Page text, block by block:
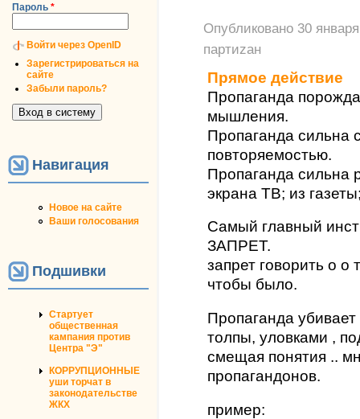
Пароль *
Войти через OpenID
Зарегистрироваться на
сайте
Забыли пароль?
Навигация
Новое на сайте
Ваши голосования
Подшивки
Стартует
общественная
кампания против
Центра "Э"
КОРРУПЦИОННЫЕ
уши торчат в
законодательстве
ЖКХ
Опубликовано 30
партиzан
Прямое действие
Пропаганда
мышления.
Пропаганда сильна
повторяемостью.
Пропаганда сильна
экрана ТВ; из
Самый главный
ЗАПРЕТ.
запрет говорить о
чтобы было.
Пропаганда
толпы, уловками ,
смещая понятия ..
пропагандонов.
пример: